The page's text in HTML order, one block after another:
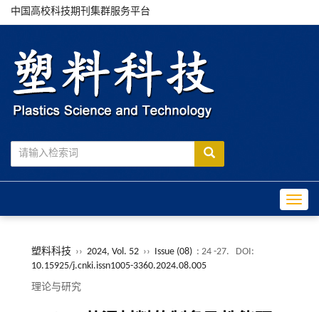
中国高校科技期刊集群服务平台
塑料科技 ›› 2024, Vol. 52 ›› Issue (08) : 24 -27.
DOI:
10.15925/j.cnki.issn1005-3360.2024.08.005
理论与研究